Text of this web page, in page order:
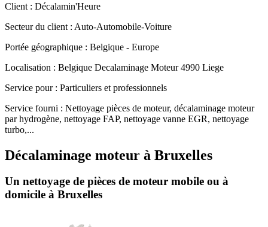
Client : Décalamin'Heure
Secteur du client : Auto-Automobile-Voiture
Portée géographique : Belgique - Europe
Localisation : Belgique Decalaminage Moteur 4990 Liege
Service pour : Particuliers et professionnels
Service fourni : Nettoyage pièces de moteur, décalaminage moteur
par hydrogène, nettoyage FAP, nettoyage vanne EGR, nettoyage
turbo,...
Décalaminage moteur à Bruxelles
Un nettoyage de pièces de moteur mobile ou à
domicile à Bruxelles